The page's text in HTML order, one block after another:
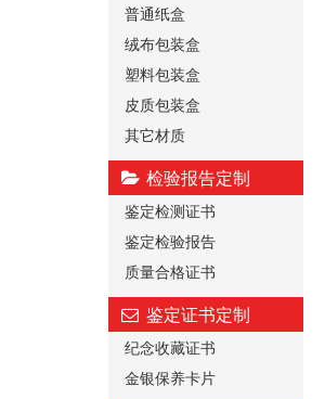
普通纸盒
绒布包装盒
塑料包装盒
皮质包装盒
其它材质
检验报告定制
鉴定检测证书
鉴定检验报告
质量合格证书
鉴定证书定制
纪念收藏证书
金银保养卡片